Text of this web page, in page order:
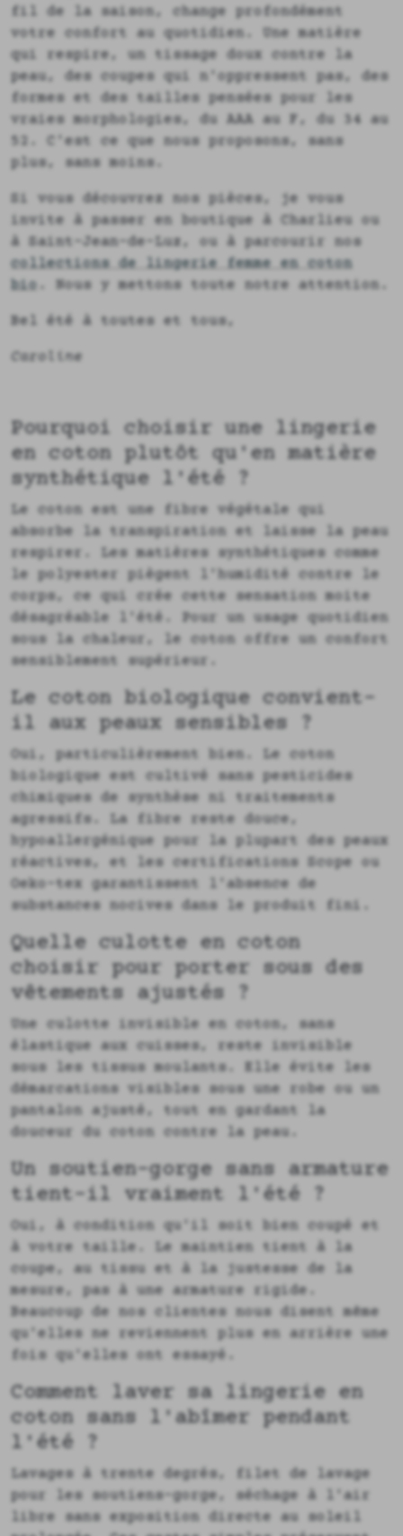
fil de la saison, change profondément
votre confort au quotidien. Une matière
qui respire, un tissage doux contre la
peau, des coupes qui n'oppressent pas, des
formes et des tailles pensées pour les
vraies morphologies, du AAA au F, du 34 au
52. C'est ce que nous proposons, sans
plus, sans moins.
Si vous découvrez nos pièces, je vous
invite à passer en boutique à Charlieu ou
à Saint-Jean-de-Luz, ou à parcourir nos
collections de lingerie femme en coton
bio . Nous y mettons toute notre attention.
Bel été à toutes et tous,
Caroline
Pourquoi choisir une lingerie
en coton plutôt qu'en matière
synthétique l'été ?
Le coton est une fibre végétale qui
absorbe la transpiration et laisse la peau
respirer. Les matières synthétiques comme
le polyester piègent l'humidité contre le
corps, ce qui crée cette sensation moite
désagréable l'été. Pour un usage quotidien
sous la chaleur, le coton offre un confort
sensiblement supérieur.
Le coton biologique convient-
il aux peaux sensibles ?
Oui, particulièrement bien. Le coton
biologique est cultivé sans pesticides
chimiques de synthèse ni traitements
agressifs. La fibre reste douce,
hypoallergénique pour la plupart des peaux
réactives, et les certifications Scope ou
Oeko-tex garantissent l'absence de
substances nocives dans le produit fini.
Quelle culotte en coton
choisir pour porter sous des
vêtements ajustés ?
Une culotte invisible en coton, sans
élastique aux cuisses, reste invisible
sous les tissus moulants. Elle évite les
démarcations visibles sous une robe ou un
pantalon ajusté, tout en gardant la
douceur du coton contre la peau.
Un soutien-gorge sans armature
tient-il vraiment l'été ?
Oui, à condition qu'il soit bien coupé et
à votre taille. Le maintien tient à la
coupe, au tissu et à la justesse de la
mesure, pas à une armature rigide.
Beaucoup de nos clientes nous disent même
qu'elles ne reviennent plus en arrière une
fois qu'elles ont essayé.
Comment laver sa lingerie en
coton sans l'abîmer pendant
l'été ?
Lavages à trente degrés, filet de lavage
pour les soutiens-gorge, séchage à l'air
libre sans exposition directe au soleil